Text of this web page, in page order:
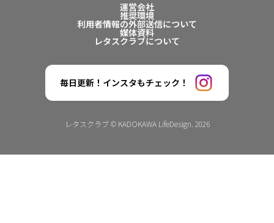
運営会社
推奨環境
利用者情報の外部送信について
媒体資料
レタスクラブについて
毎日更新！インスタもチェック！
レタスクラブ © KADOKAWA LifeDesign. 2026